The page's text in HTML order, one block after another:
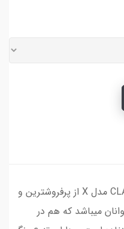
ساس بند نوجوان CLASH OF CLANS مدل X از پرفروشترین و
میباشد که هم در